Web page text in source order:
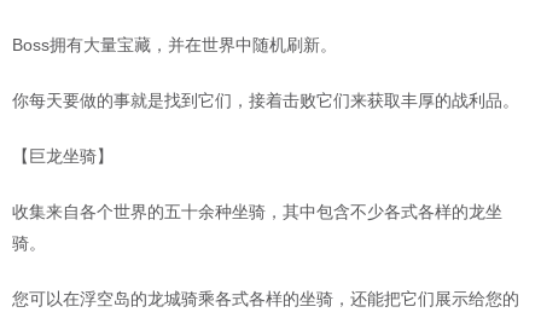
Boss拥有大量宝藏，并在世界中随机刷新。
你每天要做的事就是找到它们，接着击败它们来获取丰厚的战利品。
【巨龙坐骑】
收集来自各个世界的五十余种坐骑，其中包含不少各式各样的龙坐
骑。
您可以在浮空岛的龙城骑乘各式各样的坐骑，还能把它们展示给您的